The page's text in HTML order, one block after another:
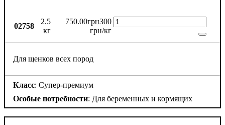
02758
2.5
кг
750.00грн300
грн/кг
Для щенков всех пород
Класс: Супер-премиум
Особые потребности: Для беременных и кормящих